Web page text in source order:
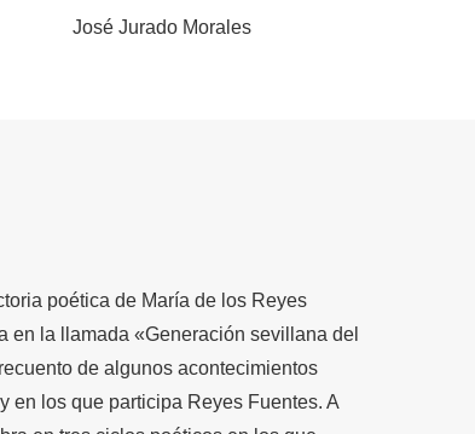
José Jurado Morales
poética de María de los Reyes
en la llamada «Generación sevillana del
de algunos acontecimientos
en los que participa Reyes Fuentes. A